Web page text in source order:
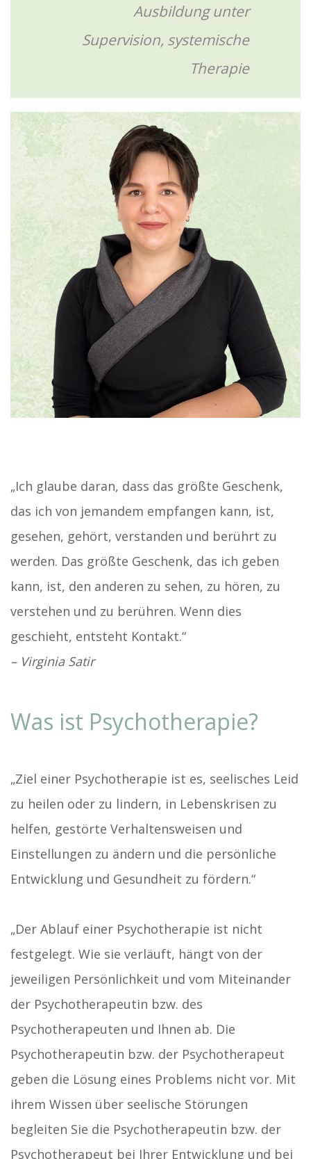
Ausbildung unter
Supervision, systemische
Therapie
„Ich glaube daran, dass das größte Geschenk,
das ich von jemandem empfangen kann, ist,
gesehen, gehört, verstanden und berührt zu
werden. Das größte Geschenk, das ich geben
kann, ist, den anderen zu sehen, zu hören, zu
verstehen und zu berühren. Wenn dies
geschieht, entsteht Kontakt.“
– Virginia Satir
Was ist Psychotherapie?
„Ziel einer Psychotherapie ist es, seelisches Leid
zu heilen oder zu lindern, in Lebenskrisen zu
helfen, gestörte Verhaltensweisen und
Einstellungen zu ändern und die persönliche
Entwicklung und Gesundheit zu fördern.“
„Der Ablauf einer Psychotherapie ist nicht
festgelegt. Wie sie verläuft, hängt von der
jeweiligen Persönlichkeit und vom Miteinander
der Psychotherapeutin bzw. des
Psychotherapeuten und Ihnen ab. Die
Psychotherapeutin bzw. der Psychotherapeut
geben die Lösung eines Problems nicht vor. Mit
ihrem Wissen über seelische Störungen
begleiten Sie die Psychotherapeutin bzw. der
Psychotherapeut bei Ihrer Entwicklung und bei